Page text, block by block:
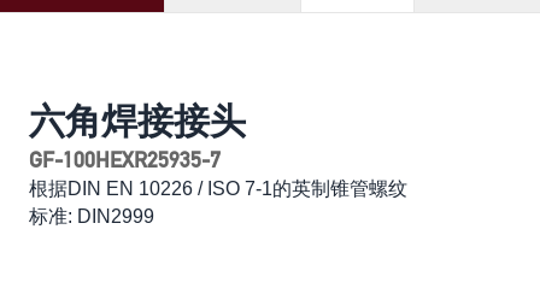
六角焊接接头
GF-100HEXR25935-7
根据DIN EN 10226 / ISO 7-1的英制锥管螺纹
标准: DIN2999